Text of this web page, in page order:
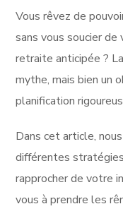
Vous rêvez de
sans vous soucier
retraite anticipée ?
mythe, mais bien un
planification
Dans cet article,
différentes
rapprocher de votre
vous à prendre les